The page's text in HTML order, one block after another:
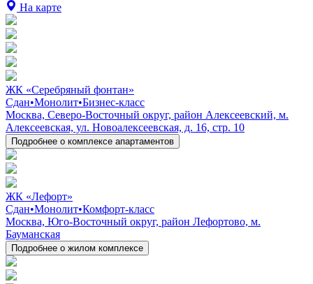
На карте
ЖК «Серебряный фонтан»
Сдан•Монолит•Бизнес-класс
Москва, Северо-Восточный округ, район Алексеевский, м.
Алексеевская, ул. Новоалексеевская, д. 16, стр. 10
Подробнее о комплексе апартаментов
ЖК «Лефорт»
Сдан•Монолит•Комфорт-класс
Москва, Юго-Восточный округ, район Лефортово, м.
Бауманская
Подробнее о жилом комплексе